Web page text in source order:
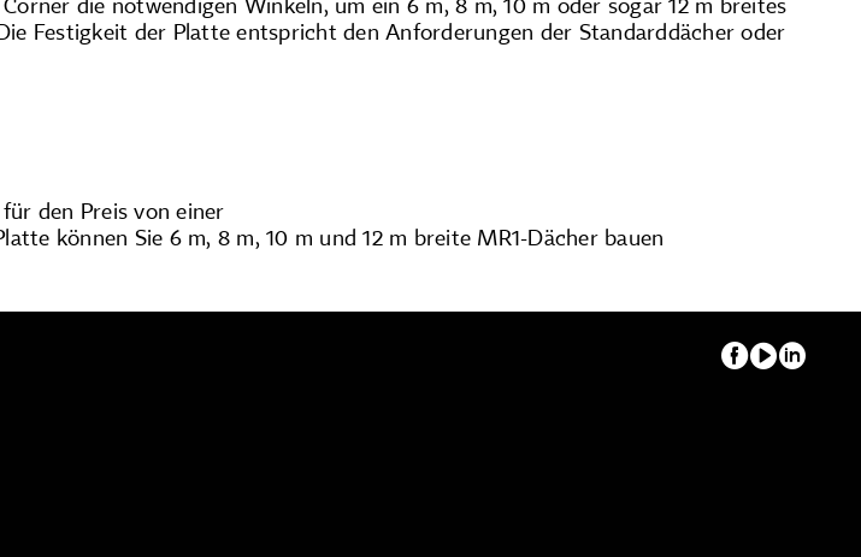
Festigkeit der Platte entspricht den Anforderungen der Standarddächer oder
den Preis von einer
können Sie 6 m, 8 m, 10 m und 12 m breite MR1-Dächer bauen